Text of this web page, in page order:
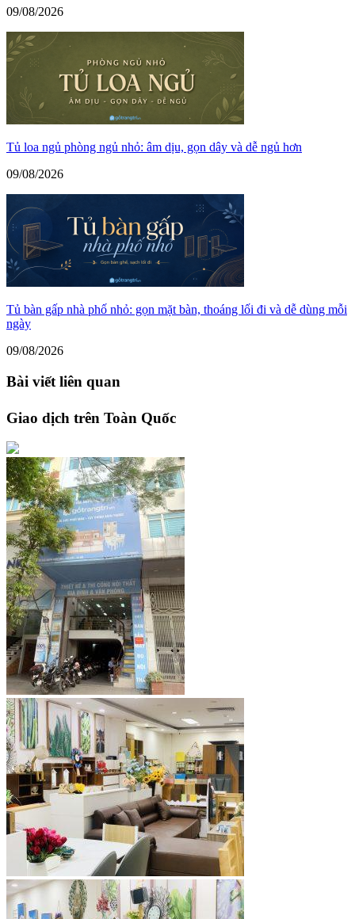
09/08/2026
Tủ loa ngủ phòng ngủ nhỏ: âm dịu, gọn dây và dễ ngủ hơn
09/08/2026
Tủ bàn gấp nhà phố nhỏ: gọn mặt bàn, thoáng lối đi và dễ dùng mỗi
ngày
09/08/2026
Bài viết liên quan
Giao dịch trên Toàn Quốc